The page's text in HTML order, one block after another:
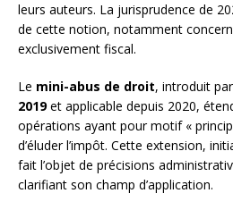
leurs auteurs. La jurisprudence de
de cette notion, notamment
exclusivement fiscal.
Le mini-abus de droit, introduit
2019et applicable depuis 2020,
opérations ayant pour motif «
d’éluder l’impôt. Cette extension,
fait l’objet de précisions
clarifiant son champ d’application.